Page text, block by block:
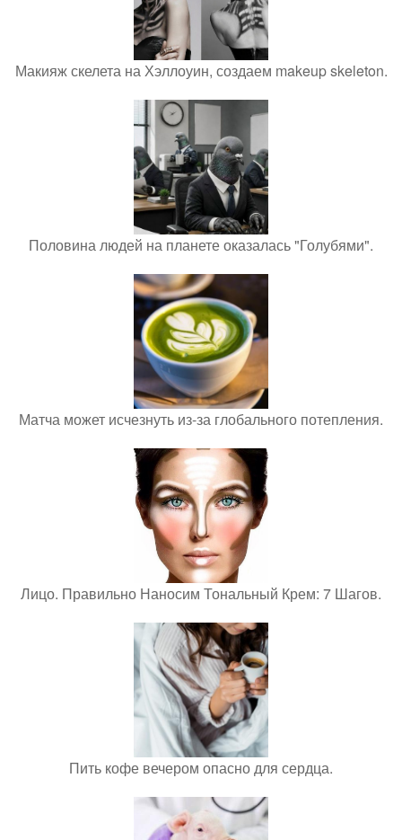
Макияж скелета на Хэллоуин, создаем makeup skeleton.
Половина людей на планете оказалась "Голубями".
Матча может исчезнуть из-за глобального потепления.
Лицо. Правильно Наносим Тональный Крем: 7 Шагов.
Пить кофе вечером опасно для сердца.